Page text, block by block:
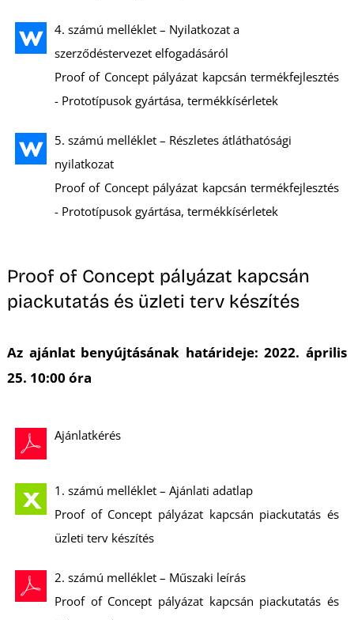
4. számú melléklet – Nyilatkozat a
szerződéstervezet elfogadásáról
Proof of Concept pályázat kapcsán termékfejlesztés
- Prototípusok gyártása, termékkísérletek
5. számú melléklet – Részletes átláthatósági
nyilatkozat
Proof of Concept pályázat kapcsán termékfejlesztés
- Prototípusok gyártása, termékkísérletek
Proof of Concept pályázat kapcsán
piackutatás és üzleti terv készítés
Az ajánlat benyújtásának határideje: 2022. április
25. 10:00 óra
Ajánlatkérés
1. számú melléklet – Ajánlati adatlap
Proof of Concept pályázat kapcsán piackutatás és
üzleti terv készítés
2. számú melléklet – Műszaki leírás
Proof of Concept pályázat kapcsán piackutatás és